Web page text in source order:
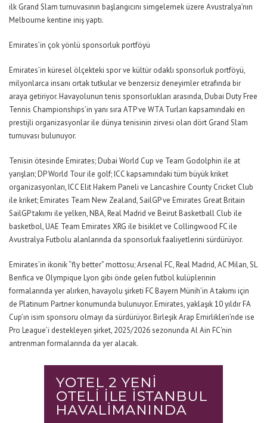
ilk Grand Slam turnuvasının başlangıcını simgelemek üzere Avustralya’nın
Melbourne kentine iniş yaptı.
Emirates’in çok yönlü sponsorluk portföyü
Emirates’in küresel ölçekteki spor ve kültür odaklı sponsorluk portföyü,
milyonlarca insanı ortak tutkular ve benzersiz deneyimler etrafında bir
araya getiriyor. Havayolunun tenis sponsorlukları arasında, Dubai Duty Free
Tennis Championships’in yanı sıra ATP ve WTA Turları kapsamındaki en
prestijli organizasyonlar ile dünya tenisinin zirvesi olan dört Grand Slam
turnuvası bulunuyor.
Tenisin ötesinde Emirates; Dubai World Cup ve Team Godolphin ile at
yarışları; DP World Tour ile golf; ICC kapsamındaki tüm büyük kriket
organizasyonları, ICC Elit Hakem Paneli ve Lancashire County Cricket Club
ile kriket; Emirates Team New Zealand, SailGP ve Emirates Great Britain
SailGP takımı ile yelken, NBA, Real Madrid ve Beirut Basketball Club ile
basketbol, UAE Team Emirates XRG ile bisiklet ve Collingwood FC ile
Avustralya Futbolu alanlarında da sponsorluk faaliyetlerini sürdürüyor.
Emirates’in ikonik “fly better” mottosu; Arsenal FC, Real Madrid, AC Milan, SL
Benfica ve Olympique Lyon gibi önde gelen futbol kulüplerinin
formalarında yer alırken, havayolu şirketi FC Bayern Münih’in A takımı için
de Platinum Partner konumunda bulunuyor. Emirates, yaklaşık 10 yıldır FA
Cup’ın isim sponsoru olmayı da sürdürüyor. Birleşik Arap Emirlikleri’nde ise
Pro League’i destekleyen şirket, 2025/2026 sezonunda Al Ain FC’nin
antrenman formalarında da yer alacak.